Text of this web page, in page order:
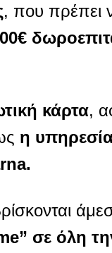
, που πρέπει
κάρτα,
η
σε όλη